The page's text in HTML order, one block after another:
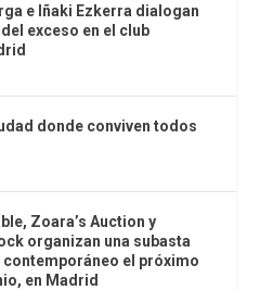
e Iñaki Ezkerra dialogan
exceso en el club
donde conviven todos
Zoara’s Auction y
organizan una subasta
contemporáneo el próximo
en Madrid